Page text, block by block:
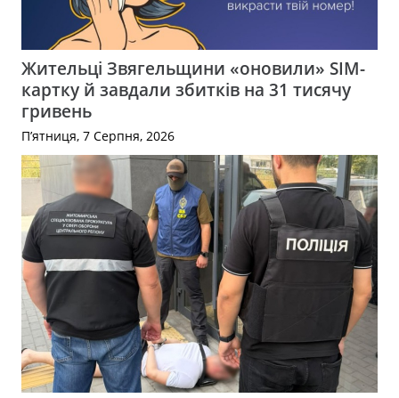
Жительці Звягельщини «оновили» SIM-
картку й завдали збитків на 31 тисячу
гривень
П’ятниця, 7 Серпня, 2026